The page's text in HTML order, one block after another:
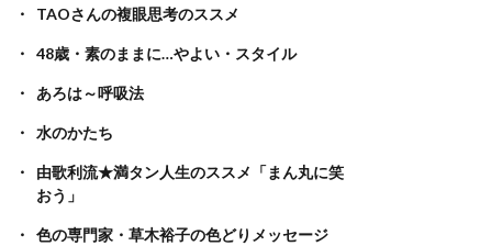
TAOさんの複眼思考のススメ
48歳・素のままに…やよい・スタイル
あろは～呼吸法
水のかたち
由歌利流★満タン人生のススメ「まん丸に笑
おう」
色の専門家・草木裕子の色どりメッセージ